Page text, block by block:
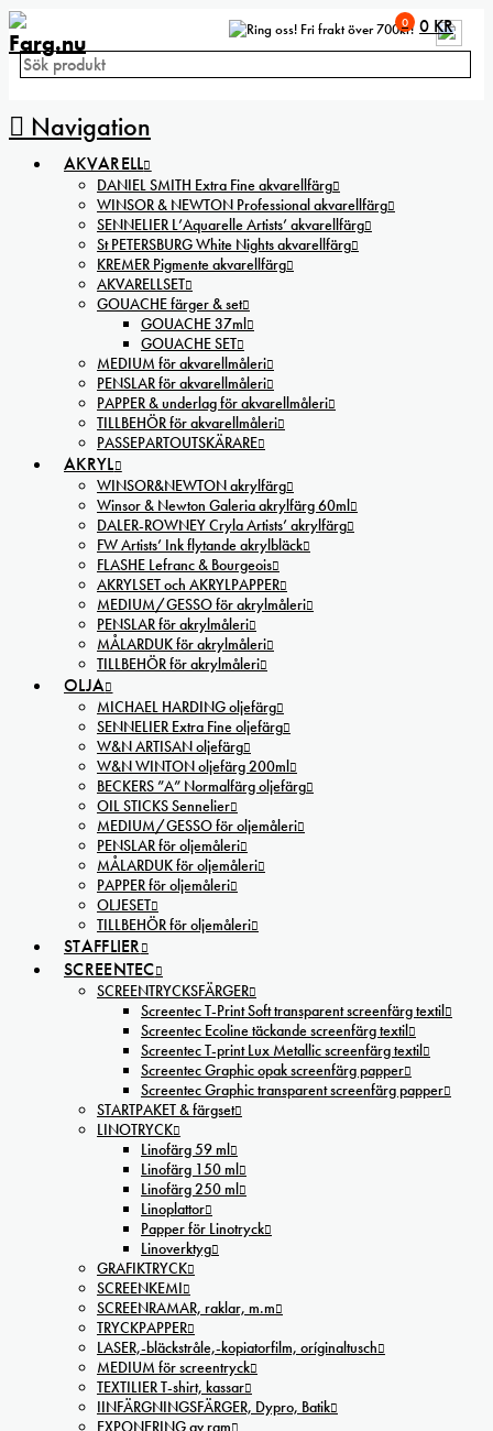
Fri frakt över 700kr!
Navigation
0 0 KR
AKVARELL
DANIEL SMITH Extra Fine akvarellfärg
WINSOR & NEWTON Professional akvarellfärg
SENNELIER L’Aquarelle Artists’ akvarellfärg
St PETERSBURG White Nights akvarellfärg
KREMER Pigmente akvarellfärg
AKVARELLSET
GOUACHE färger & set
GOUACHE 37ml
GOUACHE SET
MEDIUM för akvarellmåleri
PENSLAR för akvarellmåleri
PAPPER & underlag för akvarellmåleri
TILLBEHÖR för akvarellmåleri
PASSEPARTOUTSKÄRARE
AKRYL
WINSOR&NEWTON akrylfärg
Winsor & Newton Galeria akrylfärg 60ml
DALER-ROWNEY Cryla Artists’ akrylfärg
FW Artists’ Ink flytande akrylbläck
FLASHE Lefranc & Bourgeois
AKRYLSET och AKRYLPAPPER
MEDIUM/GESSO för akrylmåleri
PENSLAR för akrylmåleri
MÅLARDUK för akrylmåleri
TILLBEHÖR för akrylmåleri
OLJA
MICHAEL HARDING oljefärg
SENNELIER Extra Fine oljefärg
W&N ARTISAN oljefärg
W&N WINTON oljefärg 200ml
BECKERS ”A” Normalfärg oljefärg
OIL STICKS Sennelier
MEDIUM/GESSO för oljemåleri
PENSLAR för oljemåleri
MÅLARDUK för oljemåleri
PAPPER för oljemåleri
OLJESET
TILLBEHÖR för oljemåleri
STAFFLIER
SCREENTEC
SCREENTRYCKSFÄRGER
Screentec T-Print Soft transparent screenfärg textil
Screentec Ecoline täckande screenfärg textil
Screentec T-print Lux Metallic screenfärg textil
Screentec Graphic opak screenfärg papper
Screentec Graphic transparent screenfärg papper
STARTPAKET & färgset
LINOTRYCK
Linofärg 59 ml
Linofärg 150 ml
Linofärg 250 ml
Linoplattor
Papper för Linotryck
Linoverktyg
GRAFIKTRYCK
SCREENKEMI
SCREENRAMAR, raklar, m.m
TRYCKPAPPER
LASER,-bläckstråle,-kopiatorfilm, oríginaltusch
MEDIUM för screentryck
TEXTILIER T-shirt, kassar
IINFÄRGNINGSFÄRGER, Dypro, Batik
EXPONERING av ram